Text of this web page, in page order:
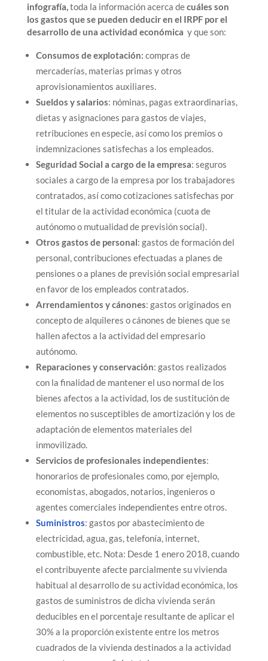
infografía,toda la información acerca decuáles son
los gastos que se pueden deducir en el IRPF por el
desarrollo de una actividad económica y que son:
Consumos de explotación: compras de
mercaderías, materias primas y otros
aprovisionamientos auxiliares.
Sueldos y salarios: nóminas, pagas extraordinarias,
dietas y asignaciones para gastos de viajes,
retribuciones en especie, así como los premios o
indemnizaciones satisfechas a los empleados.
Seguridad Social a cargo de la empresa: seguros
sociales a cargo de la empresa por los trabajadores
contratados, así como cotizaciones satisfechas por
el titular de la actividad económica (cuota de
autónomo o mutualidad de previsión social).
Otros gastos de personal: gastos de formación del
personal, contribuciones efectuadas a planes de
pensiones o a planes de previsión social empresarial
en favor de los empleados contratados.
Arrendamientos y cánones: gastos originados en
concepto de alquileres o cánones de bienes que se
hallen afectos a la actividad del empresario
autónomo.
Reparaciones y conservación: gastos realizados
con la finalidad de mantener el uso normal de los
bienes afectos a la actividad, los de sustitución de
elementos no susceptibles de amortización y los de
adaptación de elementos materiales del
inmovilizado.
Servicios de profesionales independientes:
honorarios de profesionales como, por ejemplo,
economistas, abogados, notarios, ingenieros o
agentes comerciales independientes entre otros.
Suministros: gastos por abastecimiento de
electricidad, agua, gas, telefonía, internet,
combustible, etc. Nota: Desde 1 enero 2018, cuando
el contribuyente afecte parcialmente su vivienda
habitual al desarrollo de su actividad económica, los
gastos de suministros de dicha vivienda serán
deducibles en el porcentaje resultante de aplicar el
30% a la proporción existente entre los metros
cuadrados de la vivienda destinados a la actividad